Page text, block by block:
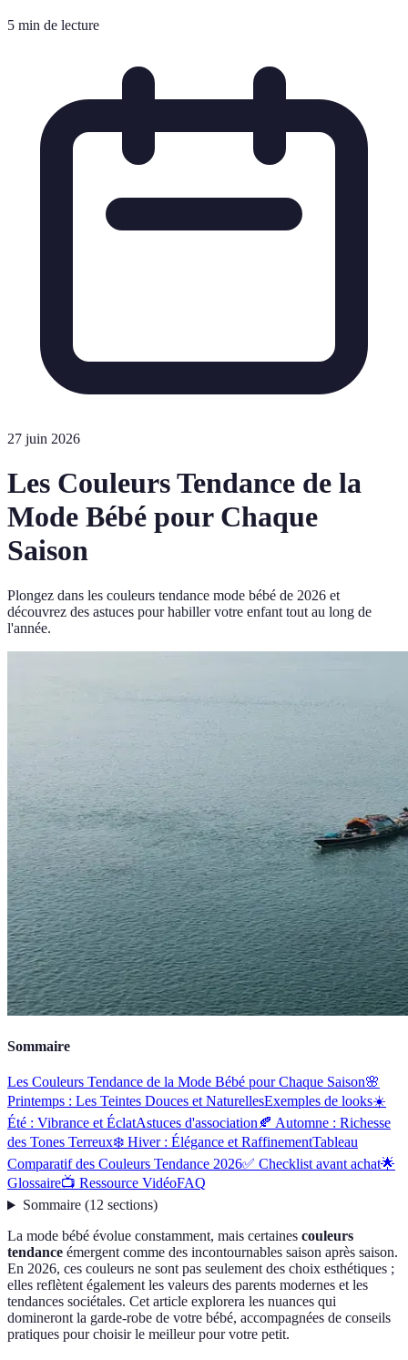
5 min de lecture
27 juin 2026
Les Couleurs Tendance de la
Mode Bébé pour Chaque
Saison
Plongez dans les couleurs tendance mode bébé de 2026 et
découvrez des astuces pour habiller votre enfant tout au long de
l'année.
Sommaire
Les Couleurs Tendance de la Mode Bébé pour Chaque Saison🌸
Printemps : Les Teintes Douces et NaturellesExemples de looks☀️
Été : Vibrance et ÉclatAstuces d'association🍂 Automne : Richesse
des Tones Terreux❄️ Hiver : Élégance et RaffinementTableau
Comparatif des Couleurs Tendance 2026✅ Checklist avant achat🌟
Glossaire📺 Ressource VidéoFAQ
Sommaire(12 sections)
La mode bébé évolue constamment, mais certaines couleurs
tendance émergent comme des incontournables saison après saison.
En 2026, ces couleurs ne sont pas seulement des choix esthétiques ;
elles reflètent également les valeurs des parents modernes et les
tendances sociétales. Cet article explorera les nuances qui
domineront la garde-robe de votre bébé, accompagnées de conseils
pratiques pour choisir le meilleur pour votre petit.